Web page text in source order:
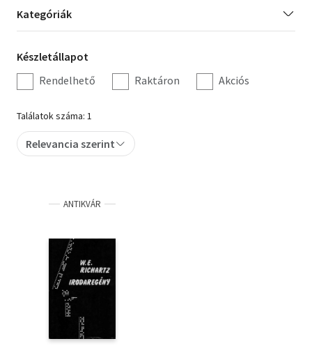
Hobbi, szabadidő
Irodalom
Művészet
Szakkönyv
Tankönyv, segédkönyv
Társadalomtudomány
Természettudomány
Történelem
Kategória
szűrés
Kategóriák
Készletállapot
szűrés
Készletállapot
Rendelhető
Raktáron Akciós
Találatok száma: 1
Relevancia szerint
ANTIKVÁR